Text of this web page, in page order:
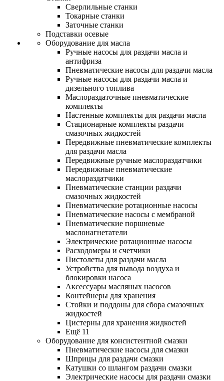
Сверлильные станки
Токарные станки
Заточные станки
Подставки осевые
Оборудование для масла
Ручные насосы для раздачи масла и
антифриза
Пневматические насосы для раздачи масла
Ручные насосы для раздачи масла и
дизельного топлива
Маслораздаточные пневматические
комплекты
Настенные комплекты для раздачи масла
Стационарные комплекты раздачи
смазочных жидкостей
Передвижные пневматические комплекты
для раздачи масла
Передвижные ручные маслораздатчики
Передвижные пневматические
маслораздатчики
Пневматические станции раздачи
смазочных жидкостей
Пневматические ротационные насосы
Пневматические насосы с мембраной
Пневматические поршневые
маслонагнетатели
Электрические ротационные насосы
Расходомеры и счетчики
Пистолеты для раздачи масла
Устройства для вывода воздуха и
блокировки насоса
Аксессуары масляных насосов
Контейнеры для хранения
Стойки и поддоны для сбора смазочных
жидкостей
Цистерны для хранения жидкостей
Ещё 11
Оборудование для консистентной смазки
Пневматические насосы для смазки
Шприцы для раздачи смазки
Катушки со шлангом раздачи смазки
Электрические насосы для раздачи смазки